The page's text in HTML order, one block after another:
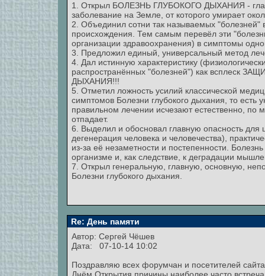
1. Открыл БОЛЕЗНЬ ГЛУБОКОГО ДЫХАНИЯ -
заболевание на Земле, от которого умирает
2. Объединил сотни так называемых "болезней"
происхождения. Тем самым перевёл эти
организации здравоохранения) в симптомы
3. Предложил единый, универсальный метод
4. Дал истинную характеристику
распространённых "болезней") как всплеск
ДЫХАНИЯ!!!
5. Отметил ложность усилий классической
симптомов Болезни глубокого дыхания, то
правильном лечении исчезают естественно, по
отпадает.
6. Выделил и обосновал главную опасность
дегенерация человека и человечества),
из-за её незаметности и постепенности.
организме и, как следствие, к деградации
7. Открыл генеральную, главную, основную,
Болезни глубокого дыхания.
Re: День памяти
Автор: Сергей Чёшев
Дата: 07-10-14 10:02
Поздравляю всех форумчан и посетителей